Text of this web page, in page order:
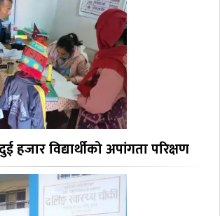
हजार विद्यार्थीको अपांगता परिक्षण